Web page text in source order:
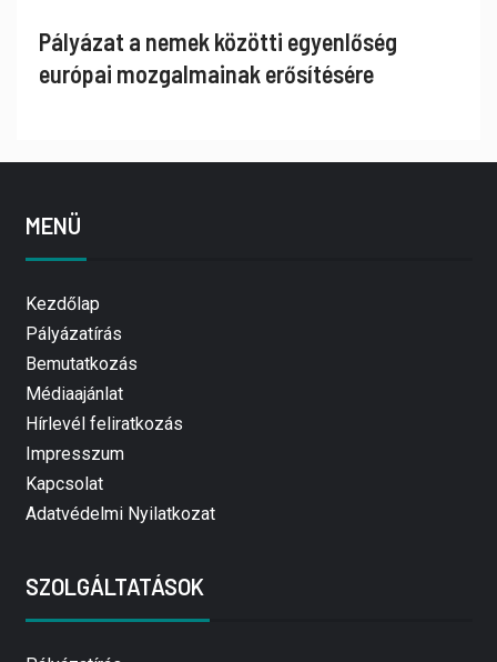
Pályázat a nemek közötti egyenlőség
európai mozgalmainak erősítésére
MENÜ
Kezdőlap
Pályázatírás
Bemutatkozás
Médiaajánlat
Hírlevél feliratkozás
Impresszum
Kapcsolat
Adatvédelmi Nyilatkozat
SZOLGÁLTATÁSOK